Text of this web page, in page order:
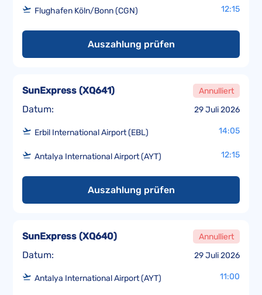
Flughafen Köln/Bonn (CGN) 12:15
Auszahlung prüfen
Datum: 29 Juli 2026
SunExpress (XQ641) Annulliert
Erbil International Airport (EBL) 14:05
Antalya International Airport (AYT) 12:15
Auszahlung prüfen
Datum: 29 Juli 2026
SunExpress (XQ640) Annulliert
Antalya International Airport (AYT) 11:00